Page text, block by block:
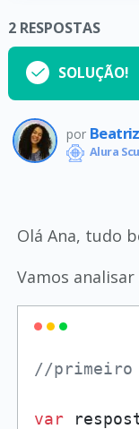
2 RESPOSTAS
SOLUÇÃO!
por
Alura
Olá Ana, tudo
Vamos
//primeiro
var